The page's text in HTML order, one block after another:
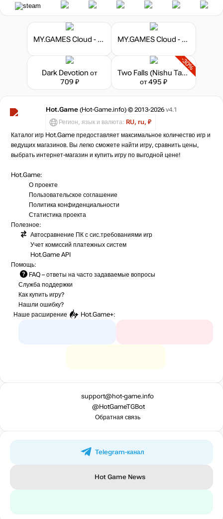
MY.GAMES Cloud - Подписка 50 часов MY.GAMES Cloud - Подписка 10 часов
Dark Devotion от
709 ₽
-30%
Two Falls (Nishu Takuatshina)
от 495 ₽
Hot.Game (Hot-Game.info) © 2013-2026 v4.1
Регион, язык и валюта: RU, ru, ₽
Каталог игр Hot.Game предоставляет максимальное количество игр и
ведущих магазинов. Вы легко сможете найти игру, сравнить цены,
выбрать интернет-магазин и купить игру по выгодной цене!
Hot.Game:
О проекте
Пользовательское соглашение
Политика конфиденциальности
Статистика проекта
Полезное:
Автосравнение ПК с сис.требованиями игр
Учет комиссий платежных систем
Hot.Game API
Помощь:
FAQ – ответы на часто задаваемые вопросы
Служба поддержки
Как купить игру?
Нашли ошибку?
Наше расширение
Hot.Game+:
support@hot-game.info
@HotGameTGBot
Обратная связь
Telegram-канал
Hot Game News